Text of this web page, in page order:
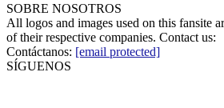
SOBRE NOSOTROS
All logos and images used on this fansite
of their respective companies. Contact us:
Contáctanos: [email protected]
SÍGUENOS